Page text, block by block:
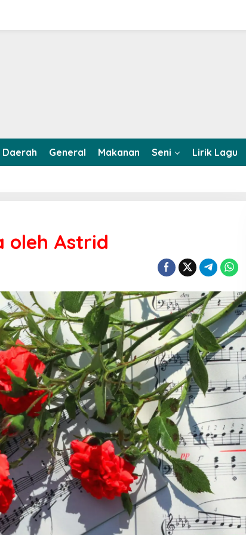
Daerah General Makanan Seni Lirik Lagu
oleh Astrid